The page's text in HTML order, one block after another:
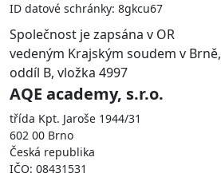
ID datové schránky: 8gkcu67
Společnost je zapsána v OR
vedeným Krajským soudem v Brně,
oddíl B, vložka 4997
AQE academy, s.r.o.
třída Kpt. Jaroše 1944/31
602 00 Brno
Česká republika
IČO: 08431531